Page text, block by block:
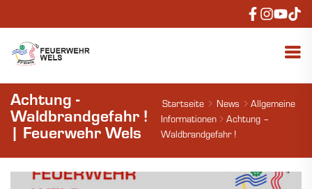
Achtung -
Waldbrandgefahr !
| Feuerwehr Wels
Startseite News
Allgemeine
Informationen
Achtung –
Waldbrandgefahr !